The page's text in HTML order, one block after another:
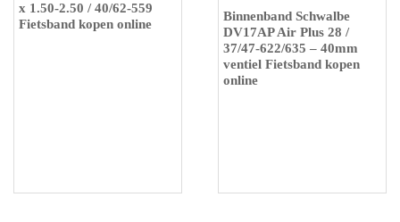
x 1.50-2.50 / 40/62-559
Fietsband kopen online
Binnenband Schwalbe
DV17AP Air Plus 28 /
37/47-622/635 – 40mm
ventiel Fietsband kopen
online